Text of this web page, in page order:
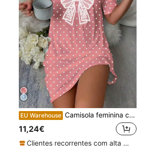
EU Warehouse Camisola feminina casual com estampa de bolinhas e laço, manga curta e gola redonda - Roupa de dormir de malha macia e confortável para todas as estações.
11,24€
Clientes recorrentes com alta taxa de retorno